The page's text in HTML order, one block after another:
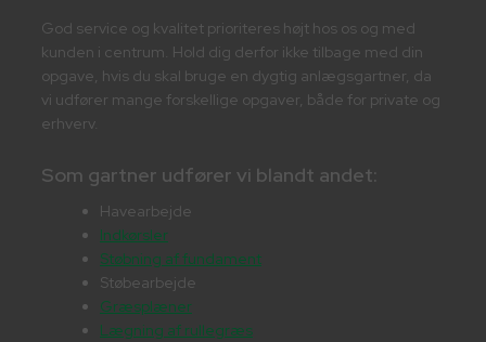
God service og kvalitet prioriteres højt hos os og med
kunden i centrum. Hold dig derfor ikke tilbage med din
opgave, hvis du skal bruge en dygtig anlægsgartner, da
vi udfører mange forskellige opgaver, både for private og
erhverv.
Som gartner udfører vi blandt andet:
Havearbejde
Indkørsler
​Støbning af funda​ment
Støbearbejde
Græsplæner
Lægning af rullegræs